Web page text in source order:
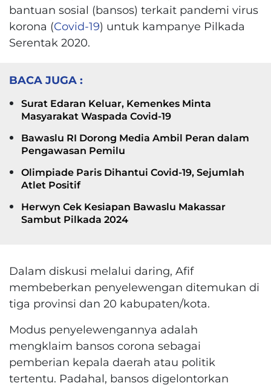
bantuan sosial (bansos) terkait pandemi virus
korona (Covid-19) untuk kampanye Pilkada
Serentak 2020.
BACA JUGA :
Surat Edaran Keluar, Kemenkes Minta
Masyarakat Waspada Covid-19
Bawaslu RI Dorong Media Ambil Peran dalam
Pengawasan Pemilu
Olimpiade Paris Dihantui Covid-19, Sejumlah
Atlet Positif
Herwyn Cek Kesiapan Bawaslu Makassar
Sambut Pilkada 2024
Dalam diskusi melalui daring, Afif
membeberkan penyelewengan ditemukan di
tiga provinsi dan 20 kabupaten/kota.
Modus penyelewengannya adalah
mengklaim bansos corona sebagai
pemberian kepala daerah atau politik
tertentu. Padahal, bansos digelontorkan